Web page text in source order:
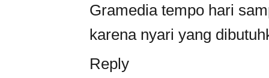
Gramedia tempo hari
karena nyari yang
Reply